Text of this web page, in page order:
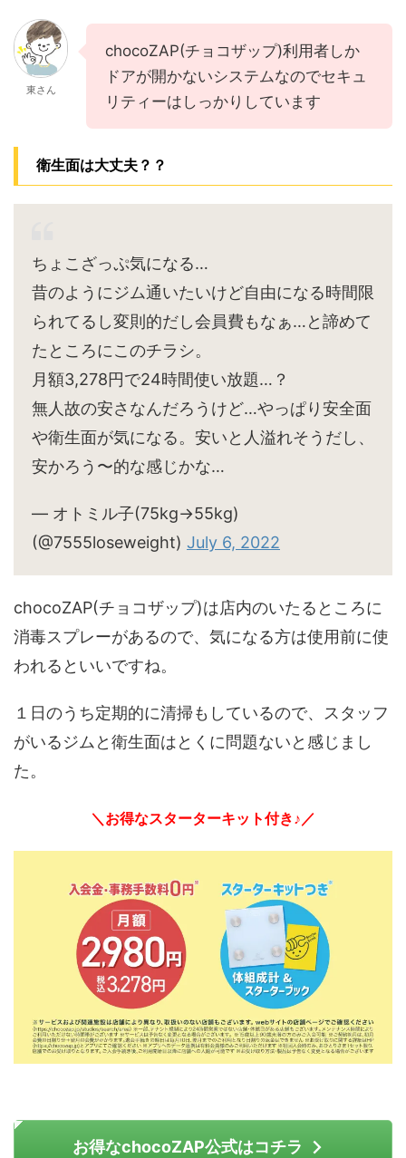
東さん
chocoZAP(チョコザップ)利用者しか
ドアが開かないシステムなのでセキュ
リティーはしっかりしています
衛生面は大丈夫？？
ちょこざっぷ気になる…
昔のようにジム通いたいけど自由になる時間限
られてるし変則的だし会員費もなぁ…と諦めて
たところにこのチラシ。
月額3,278円で24時間使い放題…？
無人故の安さなんだろうけど…やっぱり安全面
や衛生面が気になる。安いと人溢れそうだし、
安かろう〜的な感じかな…
— オトミル子(75kg→55kg)
(@7555loseweight) July 6, 2022
chocoZAP(チョコザップ)は店内のいたるところに
消毒スプレーがあるので、気になる方は使用前に使
われるといいですね。
１日のうち定期的に清掃もしているので、スタッフ
がいるジムと衛生面はとくに問題ないと感じまし
た。
＼お得なスターターキット付き♪／
お得なchocoZAP公式はコチラ